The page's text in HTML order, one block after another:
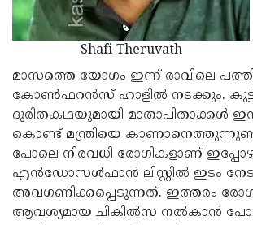
Shafi Theruvath
മാസത്തെ യോഗം ഇന്ന് രാവിലെ
കോണ്‍ഫറന്‍സ് ഹാളില്‍ നടക്കും.
ദുരിതകഥയുമായി മാതാപിതാക്കള്‍
കൊണ്ട് മന്ത്രിയെ
പോലെ നിരവധി രോഗികളാണ്
എന്‍ഡോസള്‍ഫാന്‍ ലിസ്റ്റില്‍ ഇടം
അവഗണിക്കപ്പെടുന്നത്. ഇത്തരം
ആവശ്യമായ ചികില്‍സ നല്‍കാന്‍